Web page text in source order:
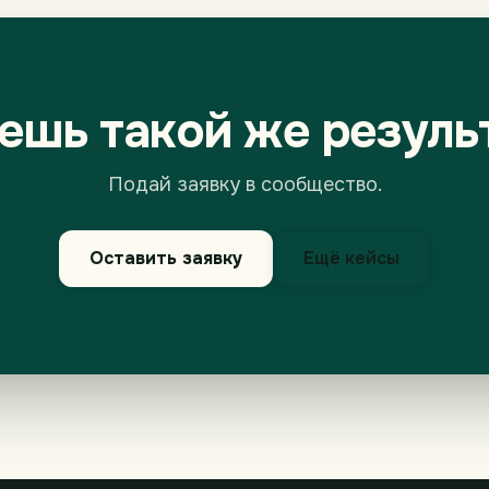
такой же
Подай заявку в сообщество.
Оставить заявку Ещё кейсы